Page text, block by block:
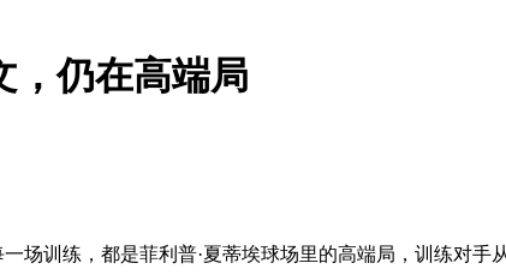
，仍在高端局
场训练，都是菲利普·夏蒂埃球场里的高端局，训练对